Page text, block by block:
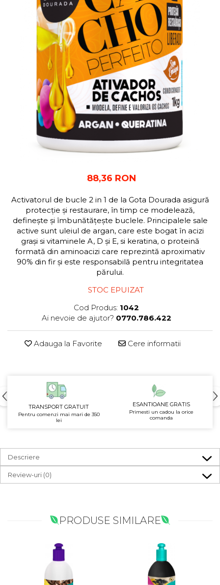
88,36 RON
Activatorul de bucle 2 in 1 de la Gota Dourada asigură
protecție și restaurare, în timp ce modelează,
definește și îmbunătățește buclele. Principalele sale
active sunt uleiul de argan, care este bogat în acizi
grași si vitaminele A, D și E, si keratina, o proteină
formată din aminoacizi care reprezintă aproximativ
90% din fir și este responsabilă pentru integritatea
părului.
STOC EPUIZAT
Cod Produs: 1042
Ai nevoie de ajutor? 0770.786.422
Adauga la Favorite Cere informatii
TRANSPORT GRATUIT
Pentru comenzi mai mari de 350
lei
ESANTIOANE GRATIS
Primesti un cadou la orice
comanda
Descriere
Review-uri (0)
PRODUSE SIMILARE